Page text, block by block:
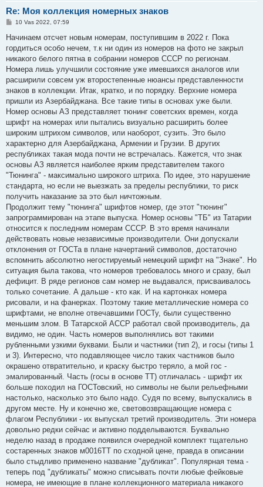
Re: Моя коллекция номерных знаков
S
a
d
a
t
i
ė
10 Vas 2022, 07:59
Начинаем отсчет новым номерам, поступившим в 2022 г. Пока
гордиться особо нечем, т.к ни один из номеров на фото не закрыл
никакого белого пятна в собрании номеров СССР по регионам.
Номера лишь улучшили состояние уже имевшихся аналогов или
расширили совсем уж второстепенные нюансы представленности
знаков в коллекции. Итак, кратко, и по порядку. Верхние номера
пришли из Азербайджана. Все такие типы в основах уже были.
Номер основы АЗ представляет тюнинг советских времен, когда
шрифт на номерах или пытались визуально расширить более
широким штрихом символов, или наоборот, сузить. Это было
характерно для Азербайджана, Армении и Грузии. В других
республиках такая мода почти не встречалась. Кажется, что знак
основы АЗ является наиболее ярким представителем такого
"Тюнинга" - максимально широкого штриха. По идее, это нарушение
стандарта, но если не выезжать за пределы республики, то риск
получить наказание за это был ничтожным.
Продолжит тему "тюнинга" шрифтов номер, где этот "тюнинг"
запрограммирован на этапе выпуска. Номер основы "ТБ" из Татарии
относится к последним номерам СССР. В это время начинали
действовать новые независимые производители. Они допускали
отклонения от ГОСТа в плане начертаний символов, достаточно
вспомнить абсолютно негостируемый немецкий шрифт на "Знаке". Но
ситуация была такова, что номеров требовалось много и сразу, был
дефицит. В ряде регионов сам номер не выдавался, присваивалось
только сочетание. А дальше - кто как. И на картонках номера
рисовали, и на фанерках. Поэтому такие металлические номера со
шрифтами, не вполне отвечавшими ГОСТу, были существенно
меньшим злом. В Татарской АССР работал свой производитель, да
видимо, не один. Часть номеров выполнялись вот такими
рубленными узкими буквами. Были и частники (тип 2), и госы (типы 1
и 3). Интересно, что подавляющее число таких частников было
окрашено отвратительно, и краску быстро теряло, а мой гос -
эмалированный. Часть (госы в основе ТТ) отличалась - шрифт их
больше походил на ГОСТовский, но символы не были рельефными
настолько, насколько это было надо. Судя по всему, выпускались в
другом месте. Ну и конечно же, световозвращающие номера с
флагом Республики - их выпускал третий производитель. Эти номера
довольно редки сейчас и активно подделываются. Буквально
неделю назад в продаже появился очередной комплект тщательно
состаренных знаков м0016ТТ по сходной цене, правда в описании
было стыдливо применено название "дубликат". Популярная тема -
теперь под "дубликаты" можно списывать почти любые фейковые
номера, не имеющие в плане коллекционного материала никакого